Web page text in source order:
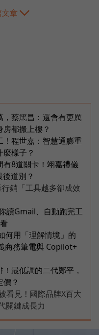
章
蔡篤昌：還會有更厲
都搬上樓？
程世嘉：智慧通膨重
樣子？
8道關卡！翊嘉禮儀
道別？
銷「工具越多卻成效
讀Gmail、自動跑完工
何用「理解情境」的
商務筆電與 Copilot+
最低調的二代鄭平，
？
看見！國際品牌X百大
關鍵成長力